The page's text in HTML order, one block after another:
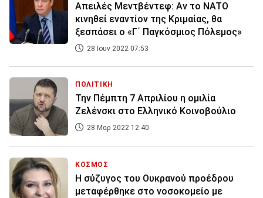
Απειλές Μεντβέντεφ: Αν το NATO
κινηθεί εναντίον της Κριμαίας, θα
ξεσπάσει ο «Γ΄ Παγκόσμιος Πόλεμος»
28 Ιουν 2022 07:53
ΠΟΛΙΤΙΚΗ
Την Πέμπτη 7 Απριλίου η ομιλία
Ζελένσκι στο Ελληνικό Κοινοβούλιο
28 Μαρ 2022 12:40
ΚΟΣΜΟΣ
Η σύζυγος του Ουκρανού προέδρου
μεταφέρθηκε στο νοσοκομείο με